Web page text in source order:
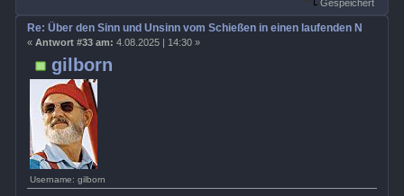
Gespeichert
gilborn
Username: gilborn
Re: Über den Sinn und Unsinn vom Schießen in einen laufenden
« Antwort #33 am: 4.08.2025 | 14:30 »